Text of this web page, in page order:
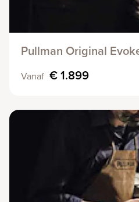
Pullman Original
Vanaf € 1.899